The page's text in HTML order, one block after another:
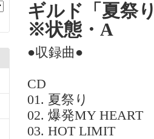
ギルド「夏
※状態・A
●収録曲●
CD
01. 夏祭り
02. 爆発MY HEART
03. HOT LIMIT